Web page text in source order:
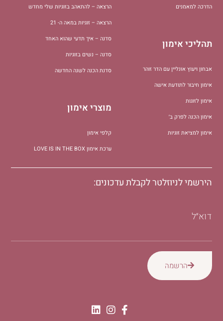
הדרכה למאמנים
תהליכי אימון
אבחון ויעוץ אונליין עם הדר זוהר
אימון חיבור לתודעת אישה
אימון לזוגות
אימון הכנה לפרק ב׳
אימון למציאת זוגיות
הרצאה – להתאהב בזוגיות שלי מחדש
הרצאה – זוגיות במאה ה- 21
סדנה – איך תדעי שהוא האחד
סדנה – נשים בזוגיות
סדנת הכנה לשנה החדשה
מוצרי אימון
קלפי אימון
ערכת אימון LOVE IS IN THE BOX
הירשמי לניוזלטר לקבלת עדכונים:
דוא״ל
הרשמה